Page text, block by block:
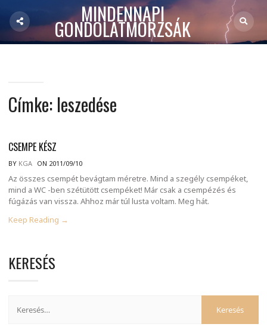
MINDENNAPI
GONDOLATMORZSÁK
Címke: leszedése
CSEMPE KÉSZ
BY KGA ON 2011/09/10
Az összes csempét bevágtam méretre. Mind a szegély csempéket,
mind a WC -ben szétütött csempéket! Már csak a csempézés és
fúgázás van vissza. Ahhoz már túl lusta voltam. Meg hát.
Keep Reading →
KERESÉS